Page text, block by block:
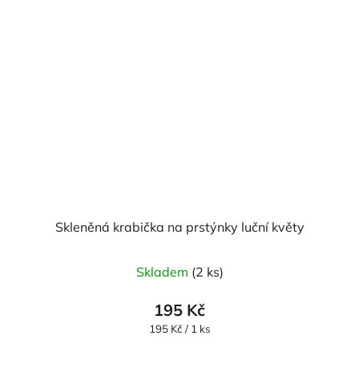
Skleněná krabička na prstýnky luční květy
Skladem (2 ks)
195 Kč
Měrná
195 Kč / 1 ks